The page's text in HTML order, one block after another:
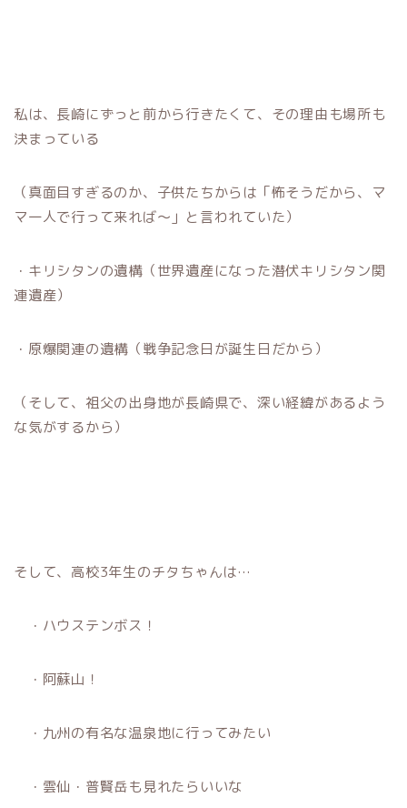
私は、長崎にずっと前から行きたくて、その理由も場所も
決まっている
（真面目すぎるのか、子供たちからは「怖そうだから、マ
マ一人で行って来れば〜」と言われていた）
・キリシタンの遺構（世界遺産になった潜伏キリシタン関
連遺産）
・原爆関連の遺構（戦争記念日が誕生日だから）
（そして、祖父の出身地が長崎県で、深い経緯があるよう
な気がするから）
そして、高校3年生のチタちゃんは…
・ハウステンボス！
・阿蘇山！
・九州の有名な温泉地に行ってみたい
・雲仙・普賢岳も見れたらいいな